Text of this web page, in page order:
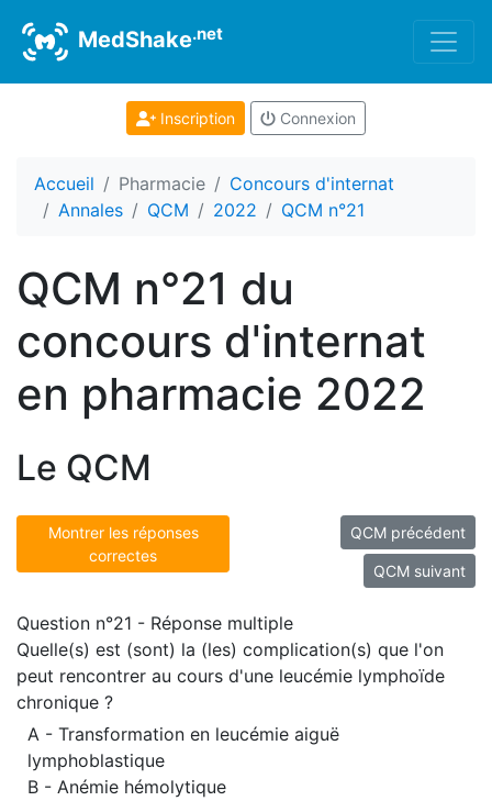
MedShake.net
Inscription Connexion
Accueil Pharmacie
Concours d'internat
Annales
QCM 2022 QCM n°21
QCM n°21 du
concours d'internat
en pharmacie 2022
Le QCM
Montrer les réponses
correctes
QCM précédent
QCM suivant
Question n°21 - Réponse multiple
Quelle(s) est (sont) la (les) complication(s) que l'on
peut rencontrer au cours d'une leucémie lymphoïde
chronique ?
A - Transformation en leucémie aiguë
lymphoblastique
B - Anémie hémolytique